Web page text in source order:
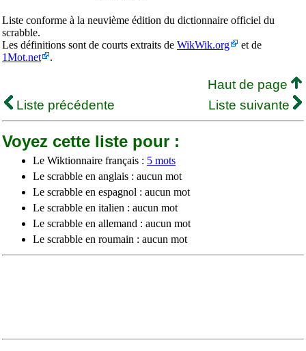
Liste conforme à la neuvième édition du dictionnaire officiel du
scrabble.
Les définitions sont de courts extraits de WikWik.org
et de
1Mot.net
.
Haut de page
Liste précédente
Liste suivante
Voyez cette liste pour :
Le Wiktionnaire français : 5 mots
Le scrabble en anglais : aucun mot
Le scrabble en espagnol : aucun mot
Le scrabble en italien : aucun mot
Le scrabble en allemand : aucun mot
Le scrabble en roumain : aucun mot